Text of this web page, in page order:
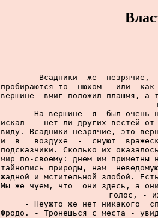
-  Всадники  же  незрячие,
пробираются-то  нюхом - или
вершине  вмиг положил плашмя, а
- На вершине  я  был очень
искал  - нет ли других вестей от
виду. Всадники незрячие, это
и  в   воздухе  -  снуют
подсказчики. Сколько их
мир по-своему: днем им приметны
тайнопись природы, нам
жадной и мстительной злобой.
Мы же чуем, что  они здесь, а
голос, -
- Неужто же нет никакого
Фродо. - Тронешься с места -